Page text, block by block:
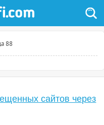
88
сайтов через